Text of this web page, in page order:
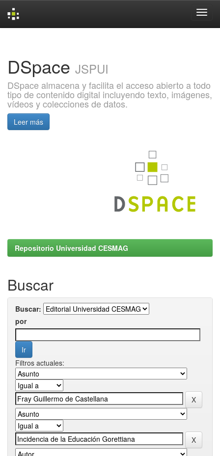
DSpace JSPUI
DSpace almacena y facilita el acceso abierto a todo
tipo de contenido digital incluyendo texto, imágenes,
vídeos y colecciones de datos.
Leer más
Repositorio Universidad CESMAG
Buscar
Buscar:
por
Filtros actuales: